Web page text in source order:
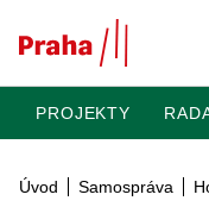
PROJEKTY
Úvod Samospráva